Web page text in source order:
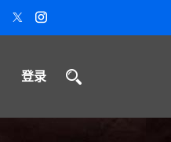
登录